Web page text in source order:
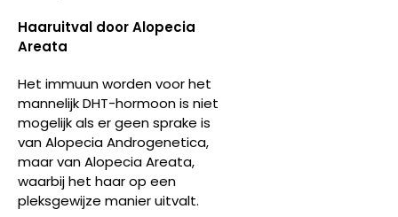
Haaruitval door Alopecia
Areata
Het immuun worden voor het
mannelijk DHT-hormoon is niet
mogelijk als er geen sprake is
van Alopecia Androgenetica,
maar van Alopecia Areata,
waarbij het haar op een
pleksgewijze manier uitvalt.